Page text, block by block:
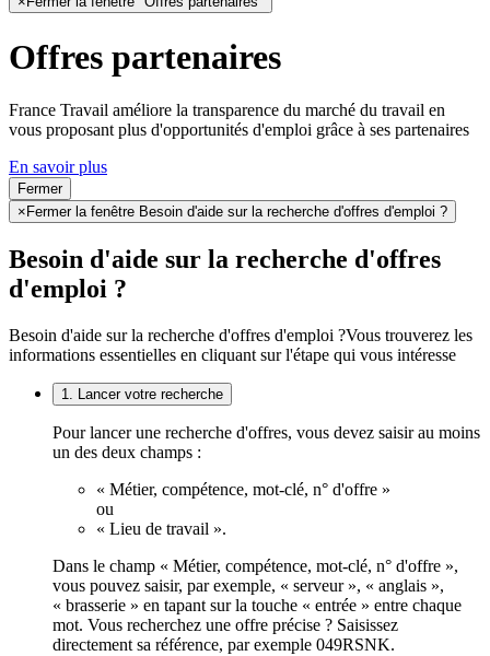
Offres partenaires
France Travail améliore la transparence du marché du travail en
vous proposant plus d'opportunités d'emploi grâce à ses partenaires
En savoir plus
Fermer
× Fermer la fenêtre Besoin d'aide sur la recherche d'offres d'emploi ?
Besoin d'aide sur la recherche d'offres
d'emploi ?
Besoin d'aide sur la recherche d'offres d'emploi ?Vous trouverez les
informations essentielles en cliquant sur l'étape qui vous intéresse
1. Lancer votre recherche
Pour lancer une recherche d'offres, vous devez saisir au moins
un des deux champs :
« Métier, compétence, mot-clé, n° d'offre »
ou
« Lieu de travail ».
Dans le champ « Métier, compétence, mot-clé, n° d'offre »,
vous pouvez saisir, par exemple, « serveur », « anglais »,
« brasserie » en tapant sur la touche « entrée » entre chaque
mot. Vous recherchez une offre précise ? Saisissez
directement sa référence, par exemple 049RSNK.